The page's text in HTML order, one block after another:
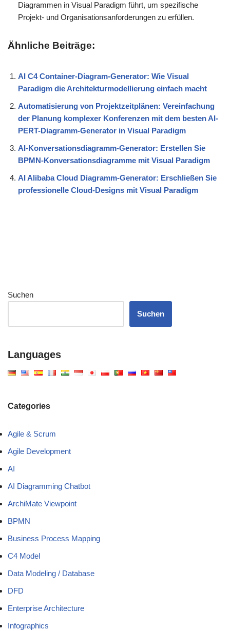
Diagrammen in Visual Paradigm führt, um spezifische
Projekt- und Organisationsanforderungen zu erfüllen.
Ähnliche Beiträge:
AI C4 Container-Diagram-Generator: Wie Visual
Paradigm die Architekturmodellierung einfach macht
Automatisierung von Projektzeitplänen: Vereinfachung
der Planung komplexer Konferenzen mit dem besten AI-
PERT-Diagramm-Generator in Visual Paradigm
AI-Konversationsdiagramm-Generator: Erstellen Sie
BPMN-Konversationsdiagramme mit Visual Paradigm
AI Alibaba Cloud Diagramm-Generator: Erschließen Sie
professionelle Cloud-Designs mit Visual Paradigm
Suchen
Suchen
Languages
Categories
Agile & Scrum
Agile Development
AI
AI Diagramming Chatbot
ArchiMate Viewpoint
BPMN
Business Process Mapping
C4 Model
Data Modeling / Database
DFD
Enterprise Architecture
Infographics